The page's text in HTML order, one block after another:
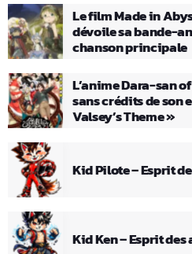
Le film Made in
dévoile sa bande-
chanson principale
L’anime Dara-san
sans crédits de son
Valsey’s Theme »
Kid Pilote – Esprit
Kid Ken – Esprit